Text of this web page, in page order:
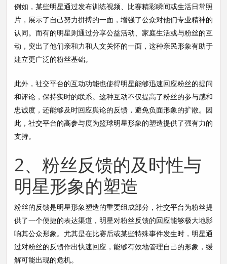
例如，某些明星通过发布训练视频、比赛精彩瞬间或生活日常照
片，展示了自己努力拼搏的一面，增强了公众对他们专业精神的
认同。而有的明星则通过分享公益活动、家庭生活或与粉丝的互
动，突出了他们亲和力和人文关怀的一面，这种亲民形象有助于
建立更广泛的粉丝基础。
此外，社交平台的互动功能也使得明星能够迅速回应粉丝的提问
和评论，保持实时的联系。这种互动不仅提高了粉丝的参与感和
忠诚度，还能够及时回应舆论的反馈，避免负面形象的扩散。因
此，社交平台的高参与度为篮球明星形象的塑造提供了强有力的
支持。
2、粉丝反馈的及时性与
明星形象的塑造
粉丝的反馈是明星形象塑造的重要组成部分，社交平台为粉丝提
供了一个便捷的表达渠道，明星对粉丝反馈的回应能够极大地影
响其公众形象。尤其是在比赛后或某些特殊事件发生时，明星通
过对粉丝的反馈作出快速回应，能够有效地管理自己的形象，缓
解可能出现的危机。